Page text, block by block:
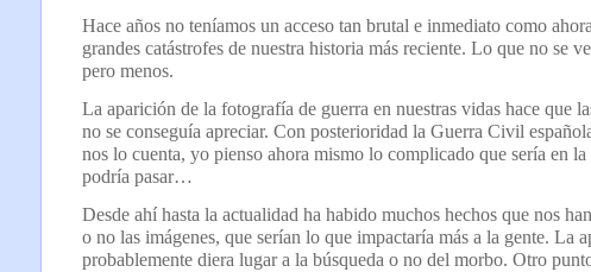
Hace años no teníamos un acceso tan brutal e inmediato como
grandes catástrofes de nuestra historia más reciente. Lo que no se
pero menos.
La aparición de la fotografía de guerra en nuestras vidas hace que
no se conseguía apreciar. Con posterioridad la Guerra Civil
nos lo cuenta, yo pienso ahora mismo lo complicado que sería en
podría pasar…
Desde ahí hasta la actualidad ha habido muchos hechos que nos
o no las imágenes, que serían lo que impactaría más a la gente. La
probablemente diera lugar a la búsqueda o no del morbo. Otro